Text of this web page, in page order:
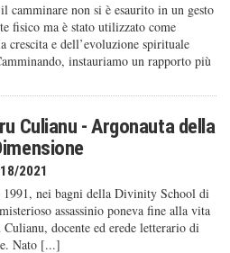
camminare non si è esaurito in un gesto
fisico ma è stato utilizzato come
crescita e dell’evoluzione spirituale
instauriamo un rapporto più
Culianu - Argonauta della
2021
nei bagni della Divinity School di
assassinio poneva fine alla vita
docente ed erede letterario di
Nato [...]